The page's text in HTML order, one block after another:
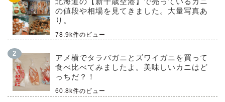
の値段や相場を見てきました。大量写真あ
り。
78.9k件のビュー
アメ横でタラバガニとズワイガニを買って
食べ比べてみましたよ。美味しいカニはど
っちだ？！
60.8k件のビュー